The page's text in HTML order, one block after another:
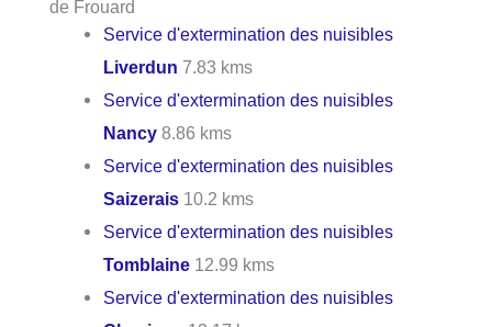
de Frouard
Service d'extermination des nuisibles
Liverdun 7.83 kms
Service d'extermination des nuisibles
Nancy 8.86 kms
Service d'extermination des nuisibles
Saizerais 10.2 kms
Service d'extermination des nuisibles
Tomblaine 12.99 kms
Service d'extermination des nuisibles